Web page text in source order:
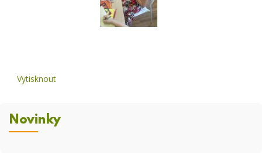
Vytisknout
Novinky